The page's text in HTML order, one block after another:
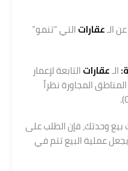
الـعقاراتالتي “تنمو”
الـعقاراتالتابعة لإعمار
المجاورة نظراً
بيع وحدتك، فإن الطلب على
يجعل عملية البيع تتم في